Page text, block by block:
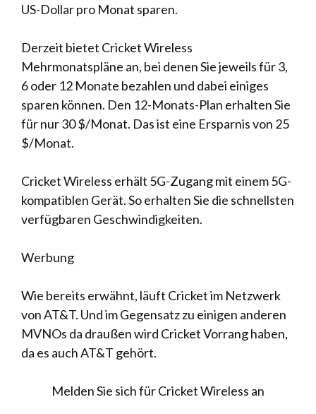
US-Dollar pro Monat sparen.
Derzeit bietet Cricket Wireless
Mehrmonatspläne an, bei denen Sie jeweils für 3,
6 oder 12 Monate bezahlen und dabei einiges
sparen können. Den 12-Monats-Plan erhalten Sie
für nur 30 $/Monat. Das ist eine Ersparnis von 25
$/Monat.
Cricket Wireless erhält 5G-Zugang mit einem 5G-
kompatiblen Gerät. So erhalten Sie die schnellsten
verfügbaren Geschwindigkeiten.
Werbung
Wie bereits erwähnt, läuft Cricket im Netzwerk
von AT&T. Und im Gegensatz zu einigen anderen
MVNOs da draußen wird Cricket Vorrang haben,
da es auch AT&T gehört.
Melden Sie sich für Cricket Wireless an